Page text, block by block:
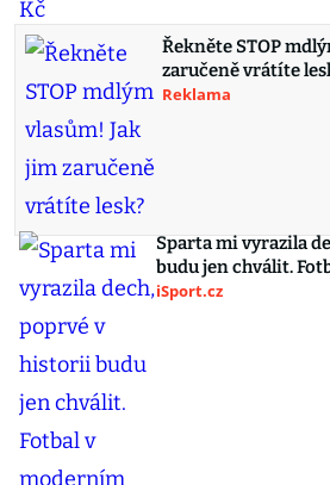
Řekněte STOP
zaručeně vrátíte
Reklama
Sparta mi vyrazila
budu jen chválit.
iSport.cz